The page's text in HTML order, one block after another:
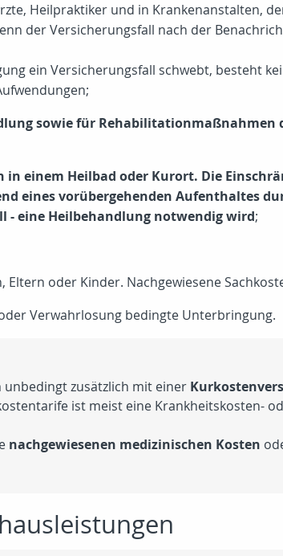
Heilpraktiker und in Krankenanstalten,
der Versicherungsfall nach der
ein Versicherungsfall schwebt, besteht
sowie für
in einem Heilbad oder Kurort. Die
eines vorübergehenden Aufenthaltes
- eine Heilbehandlung notwendig wird;
Eltern oder Kinder. Nachgewiesene
Verwahrlosung bedingte Unterbringung.
zusätzlich mit einer
ist meist eine Krankheitskosten-
nachgewiesenen medizinischen Kosten